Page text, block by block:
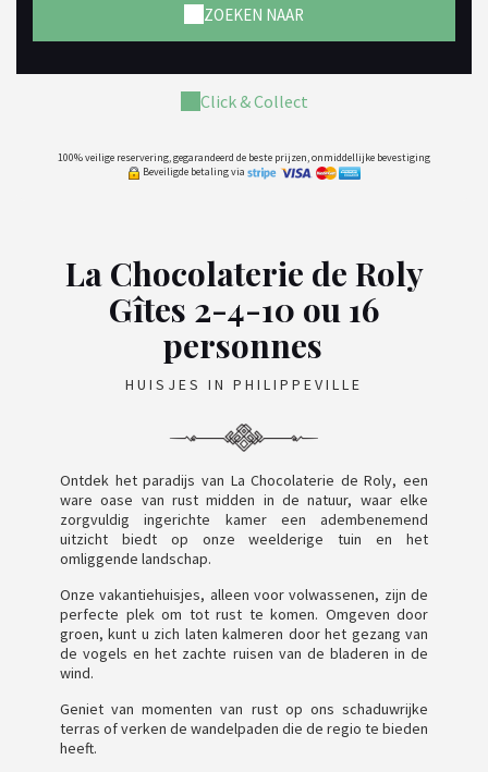
ZOEKEN NAAR
Click & Collect
100% veilige reservering, gegarandeerd de beste prijzen, onmiddellijke bevestiging
Beveiligde betaling via
La Chocolaterie de Roly
Gîtes 2-4-10 ou 16
personnes
HUISJES IN PHILIPPEVILLE
Ontdek het paradijs van La Chocolaterie de Roly, een
ware oase van rust midden in de natuur, waar elke
zorgvuldig ingerichte kamer een adembenemend
uitzicht biedt op onze weelderige tuin en het
omliggende landschap.
Onze vakantiehuisjes, alleen voor volwassenen, zijn de
perfecte plek om tot rust te komen. Omgeven door
groen, kunt u zich laten kalmeren door het gezang van
de vogels en het zachte ruisen van de bladeren in de
wind.
Geniet van momenten van rust op ons schaduwrijke
terras of verken de wandelpaden die de regio te bieden
heeft.